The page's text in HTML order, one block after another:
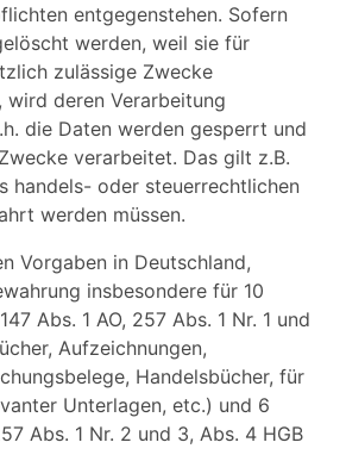
entgegenstehen. Sofern
werden, weil sie für
zulässige Zwecke
deren Verarbeitung
die Daten werden gesperrt und
verarbeitet. Das gilt z.B.
handels- oder steuerrechtlichen
werden müssen.
Vorgaben in Deutschland,
insbesondere für 10
Abs. 1 AO, 257 Abs. 1 Nr. 1 und
Aufzeichnungen,
Handelsbücher, für
Unterlagen, etc.) und 6
Abs. 1 Nr. 2 und 3, Abs. 4 HGB